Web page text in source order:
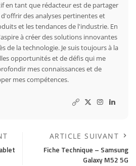
en tant que rédacteur est de partager
des analyses pertinentes et
et les tendances de l'industrie. En
à créer des solutions innovantes
de la technologie. Je suis toujours à la
opportunités et de défis qui me
mes connaissances et de
mes compétences.
ARTICLE SUIVANT
Fiche Technique – Samsung
Galaxy M52 5G